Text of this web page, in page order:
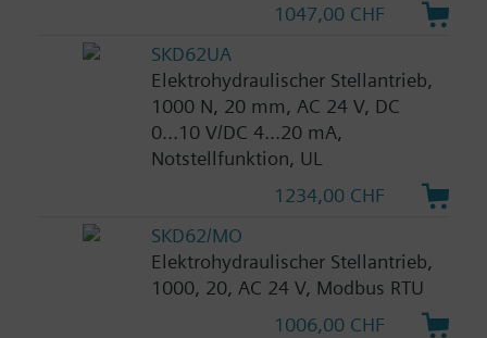
1047,00 CHF
SKD62UA
Elektrohydraulischer Stellantrieb,
1000 N, 20 mm, AC 24 V, DC
0...10 V/DC 4...20 mA,
Notstellfunktion, UL
1234,00 CHF
SKD62/MO
Elektrohydraulischer Stellantrieb,
1000, 20, AC 24 V, Modbus RTU
1006,00 CHF